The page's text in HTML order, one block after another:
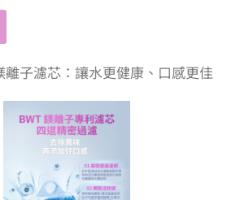
離子濾芯：讓水更健康、口感更佳